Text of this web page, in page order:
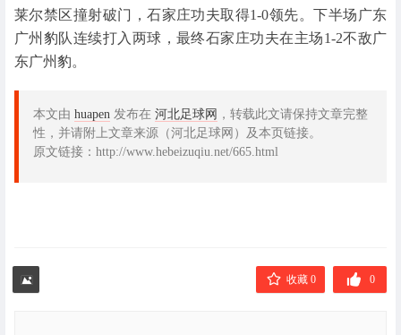
莱尔禁区撞射破门，石家庄功夫取得1-0领先。下半场广东
广州豹队连续打入两球，最终石家庄功夫在主场1-2不敌广
东广州豹。
本文由 huapen 发布在 河北足球网 ，转载此文请保持文章完整
性，并请附上文章来源（河北足球网）及本页链接。
原文链接：http://www.hebeizuqiu.net/665.html
收藏 0 0